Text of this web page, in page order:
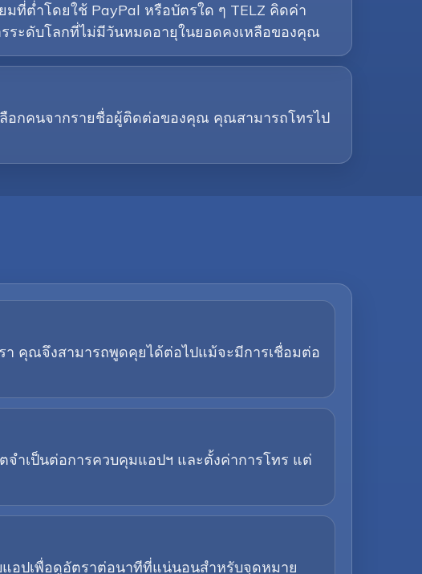
มที่ต่ำโดยใช้ PayPal หรือบัตรใด ๆ TELZ คิดค่า
ระดับโลกที่ไม่มีวันหมดอายุในยอดคงเหลือของคุณ
อกคนจากรายชื่อผู้ติดต่อของคุณ คุณสามารถโทรไป
า คุณจึงสามารถพูดคุยได้ต่อไปแม้จะมีการเชื่อมต่อ
จำเป็นต่อการควบคุมแอปฯ และตั้งค่าการโทร แต่
อปเพื่อดูอัตราต่อนาทีที่แน่นอนสำหรับจุดหมาย